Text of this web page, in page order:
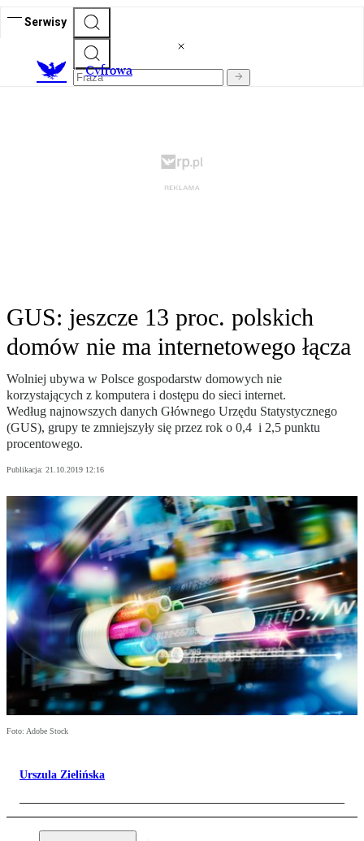
Serwisy
Cyfrowa
GUS: jeszcze 13 proc. polskich
domów nie ma internetowego łącza
Wolniej ubywa w Polsce gospodarstw domowych nie
korzystających z komputera i dostępu do sieci internet.
Według najnowszych danych Głównego Urzędu Statystycznego
(GUS), grupy te zmniejszyły się przez rok o 0,4 i 2,5 punktu
procentowego.
Publikacja: 21.10.2019 12:16
Foto: Adobe Stock
Urszula Zielińska